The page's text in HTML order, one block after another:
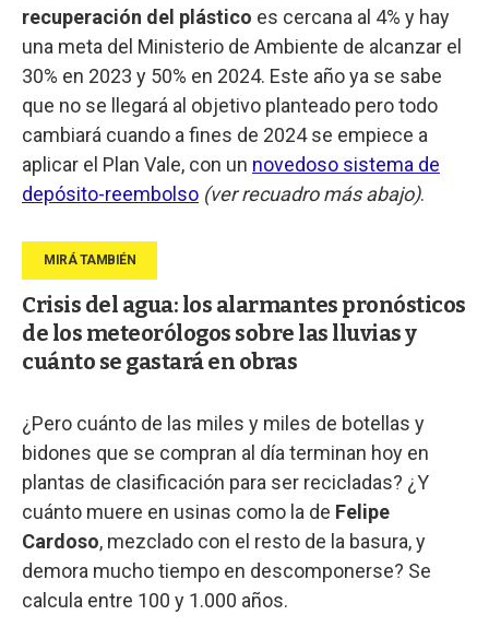
recuperación del plástico es cercana al 4% y hay
una meta del Ministerio de Ambiente de alcanzar el
30% en 2023 y 50% en 2024. Este año ya se sabe
que no se llegará al objetivo planteado pero todo
cambiará cuando a fines de 2024 se empiece a
aplicar el Plan Vale, con un novedoso sistema de
depósito-reembolso (ver recuadro más abajo).
Crisis del agua: los alarmantes pronósticos
de los meteorólogos sobre las lluvias y
cuánto se gastará en obras
¿Pero cuánto de las miles y miles de botellas y
bidones que se compran al día terminan hoy en
plantas de clasificación para ser recicladas? ¿Y
cuánto muere en usinas como la de Felipe
Cardoso, mezclado con el resto de la basura, y
demora mucho tiempo en descomponerse? Se
calcula entre 100 y 1.000 años.